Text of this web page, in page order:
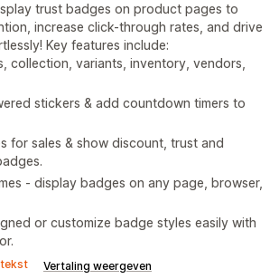
trust badges on product pages to
increase click-through rates, and drive
Key features include:
collection, variants, inventory, vendors,
stickers & add countdown timers to
for sales & show discount, trust and
- display badges on any page, browser,
or customize badge styles easily with
Vertaling weergeven